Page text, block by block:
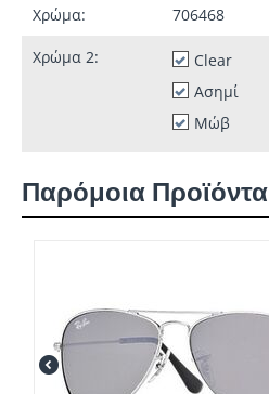
Χρώμα: 706468
Χρώμα 2:
Clear
Ασημί
Μώβ
Παρόμοια Προϊόντα